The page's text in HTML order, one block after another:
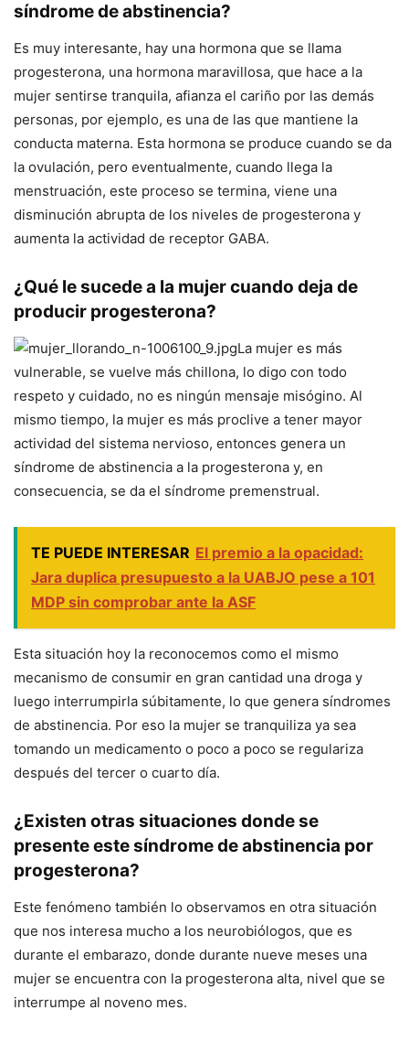
síndrome de abstinencia?
Es muy interesante, hay una hormona que se llama
progesterona, una hormona maravillosa, que hace a la
mujer sentirse tranquila, afianza el cariño por las demás
personas, por ejemplo, es una de las que mantiene la
conducta materna. Esta hormona se produce cuando se da
la ovulación, pero eventualmente, cuando llega la
menstruación, este proceso se termina, viene una
disminución abrupta de los niveles de progesterona y
aumenta la actividad de receptor GABA.
¿Qué le sucede a la mujer cuando deja de
producir progesterona?
La mujer es más
vulnerable, se vuelve más chillona, lo digo con todo
respeto y cuidado, no es ningún mensaje misógino. Al
mismo tiempo, la mujer es más proclive a tener mayor
actividad del sistema nervioso, entonces genera un
síndrome de abstinencia a la progesterona y, en
consecuencia, se da el síndrome premenstrual.
TE PUEDE INTERESAR El premio a la opacidad:
Jara duplica presupuesto a la UABJO pese a 101
MDP sin comprobar ante la ASF
Esta situación hoy la reconocemos como el mismo
mecanismo de consumir en gran cantidad una droga y
luego interrumpirla súbitamente, lo que genera síndromes
de abstinencia. Por eso la mujer se tranquiliza ya sea
tomando un medicamento o poco a poco se regulariza
después del tercer o cuarto día.
¿Existen otras situaciones donde se
presente este síndrome de abstinencia por
progesterona?
Este fenómeno también lo observamos en otra situación
que nos interesa mucho a los neurobiólogos, que es
durante el embarazo, donde durante nueve meses una
mujer se encuentra con la progesterona alta, nivel que se
interrumpe al noveno mes.